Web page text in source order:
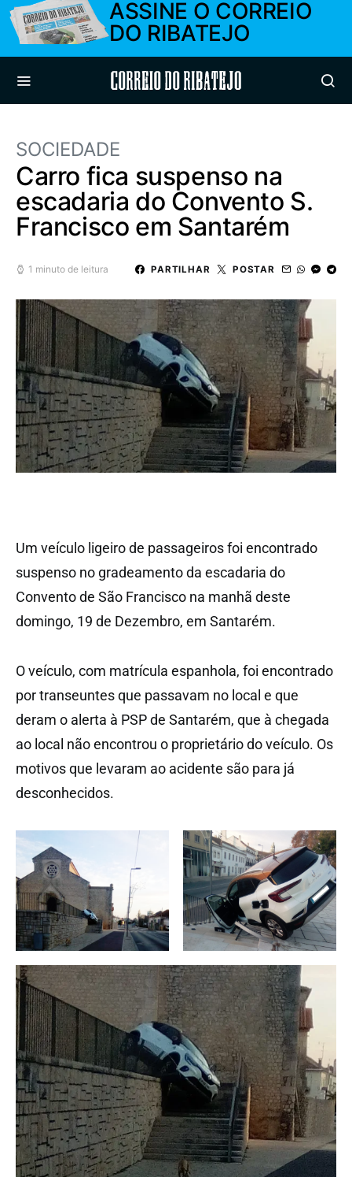
ASSINE O CORREIO
DO RIBATEJO
Correio do Ribatejo
SOCIEDADE
Carro fica suspenso na
escadaria do Convento S.
Francisco em Santarém
1 minuto de leitura PARTILHAR POSTAR
Um veículo ligeiro de passageiros foi encontrado
suspenso no gradeamento da escadaria do
Convento de São Francisco na manhã deste
domingo, 19 de Dezembro, em Santarém.
O veículo, com matrícula espanhola, foi encontrado
por transeuntes que passavam no local e que
deram o alerta à PSP de Santarém, que à chegada
ao local não encontrou o proprietário do veículo. Os
motivos que levaram ao acidente são para já
desconhecidos.